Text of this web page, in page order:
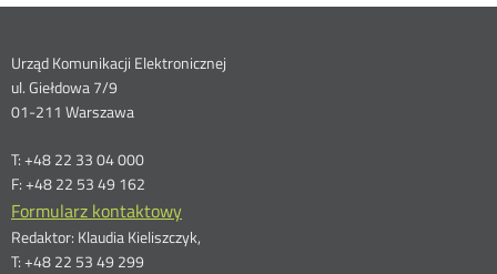
Dane
kontaktowe
Urząd Komunikacji Elektronicznej
ul. Giełdowa 7/9
01-211 Warszawa
T: +48 22 33 04 000
F: +48 22 53 49 162
Formularz kontaktowy
Redaktor: Klaudia Kieliszczyk,
T: +48 22 53 49 299